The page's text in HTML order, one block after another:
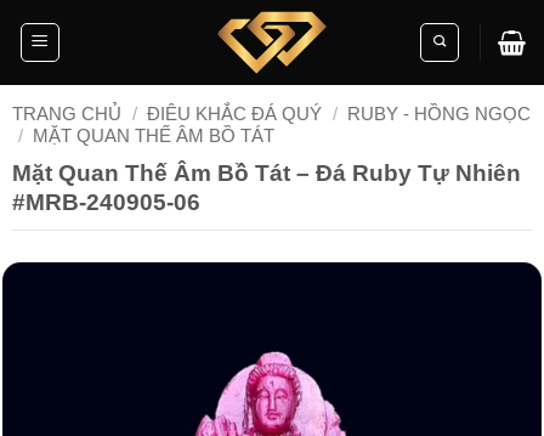
TRANG CHỦ / ĐIÊU KHẮC ĐÁ QUÝ / RUBY - HỒNG NGỌC
/ MẶT QUAN THẾ ÂM BỒ TÁT
Mặt Quan Thế Âm Bồ Tát – Đá Ruby Tự Nhiên
#MRB-240905-06